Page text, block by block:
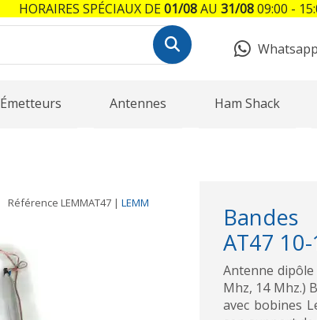
Whatsapp
Émetteurs Antennes Ham Shack
Référence LEMMAT47 | LEMM
AT47
Antenne dipôle
Mhz, 14 Mhz.)
avec bobines
HORAIRES SPÉCIAUX DE01/08AU 31/0809:00 -